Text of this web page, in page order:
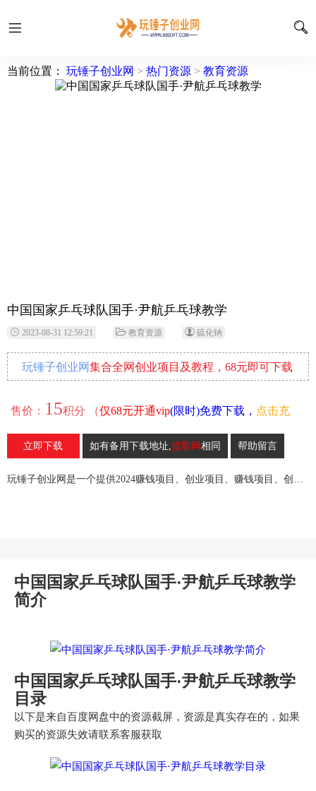
当前位置： 玩锤子创业网 > 热门资源 > 教育资源
中国国家乒乓球队国手·尹航乒乓球教学
2023-08-31 12:59:21 教育资源 硫化钠
玩锤子创业网集合全网创业项目及教程，68元即可下载
售价： 15积分 （仅68元开通vip(限时)免费下载， 点击充
）
立即下载 如有备用下载地址,提取码相同 帮助留言
玩锤子创业网是一个提供2024赚钱项目、创业项目、赚钱项目、创业赚钱教程、引流教程的创业网,欢迎来玩锤子创业网！
中国国家乒乓球队国手·尹航乒乓球教学
简介
中国国家乒乓球队国手·尹航乒乓球教学
目录
以下是来自百度网盘中的资源截屏，资源是真实存在的，如果
购买的资源失效请联系客服获取